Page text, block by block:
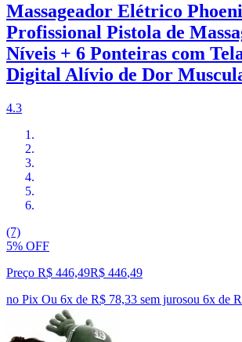
Massageador Elétrico
Profissional Pistola de
Níveis + 6 Ponteiras com
Digital Alívio de Dor
4.3
(7)
5% OFF
Preço R$ 446,49R$ 446,49
no Pix Ou 6x de R$ 78,33 sem jurosou 6x de